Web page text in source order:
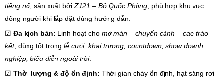
tiếng nổ, sản xuất bởi Z121 – Bộ Quốc Phòng; phù hợp khu vực
đông người khi lắp đặt đúng hướng dẫn.
☑ Đa kịch bản: Linh hoạt cho mở màn – chuyển cảnh – cao trào –
kết, dùng tốt trong lễ cưới, khai trương, countdown, show doanh
nghiệp, biểu diễn ngoài trời.
☑ Thời lượng & độ ổn định: Thời gian cháy ổn định, hạt sáng rơi